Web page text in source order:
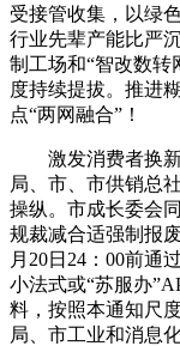
受接管收集，以绿
行业先辈产能比严
制工场和“智改数转
度持续提拔。推进
点“两网融合”！
激发消费者换新
局、市、市供销总
操纵。市成长委会
规裁减合适强制报
月20日24：00前通
小法式或“苏服办
料，按照本通知尺
局、市工业和消息